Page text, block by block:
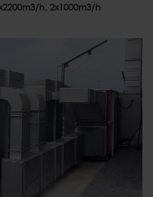
h, 2x1000m3/h